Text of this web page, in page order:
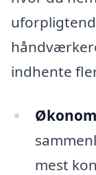
indhente
mest